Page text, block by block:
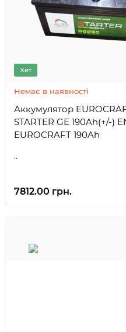
Хит
Немає в наявності
Аккумулятор
STARTER GE 190Ah(+/-)
EUROCRAFT 190Ah
..
7812.00 грн.